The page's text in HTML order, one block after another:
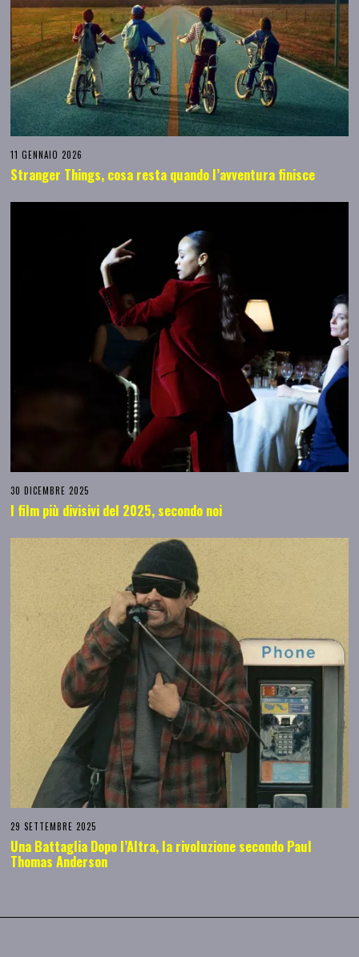
11 GENNAIO 2026
Stranger Things, cosa resta quando l’avventura finisce
30 DICEMBRE 2025
I film più divisivi del 2025, secondo noi
29 SETTEMBRE 2025
Una Battaglia Dopo l’Altra, la rivoluzione secondo Paul
Thomas Anderson